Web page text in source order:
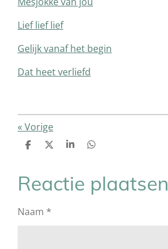
Lief lief lief
Gelijk vanaf het begin
Dat heet verliefd
« Vorige
D
e
n
D
S
r
D
n
Reactie plaatsen
Naam *